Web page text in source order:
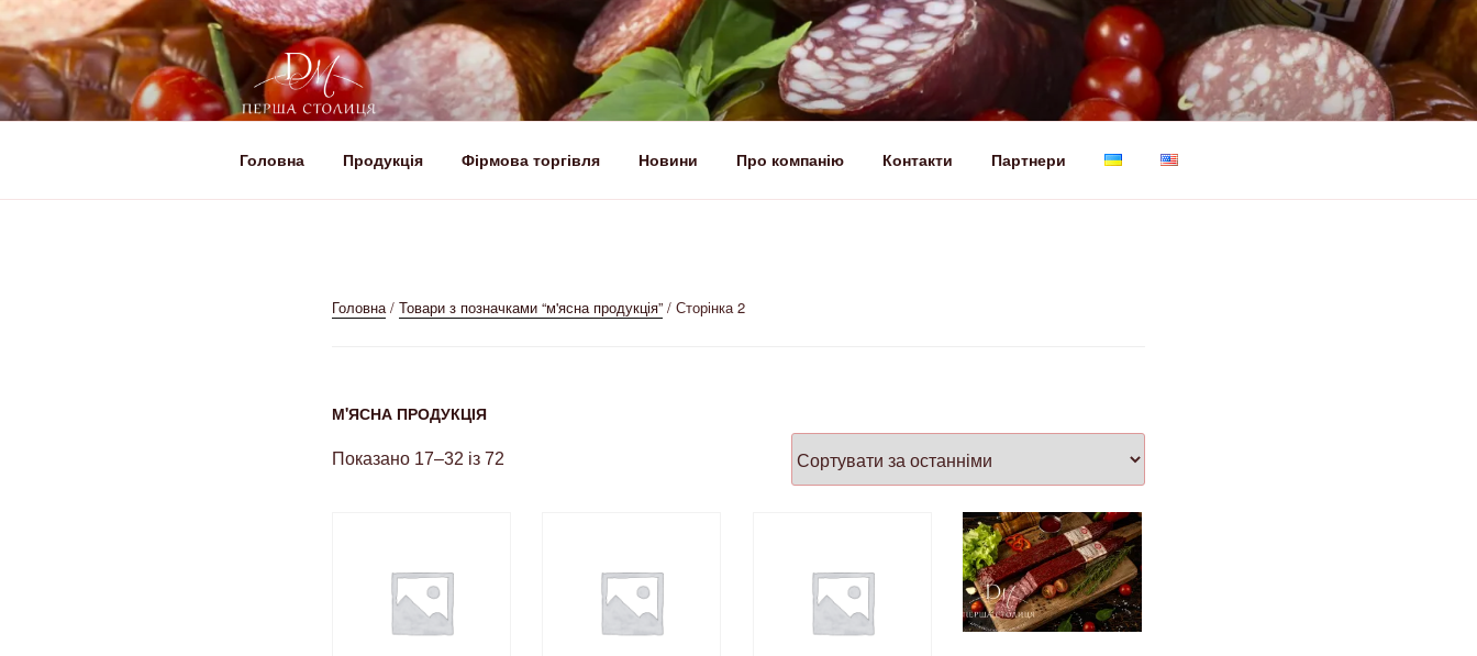
ДЕРГАЧІВСЬКИЙ М’ЯСОКОМБІНАТ – ПЕРША
Створюємо смачні м'ясні продукти
Головна Продукція Фірмова торгівля Новини Про компанію Контакти Партнери
Головна/ Товари з позначками “м'ясна продукція” / Сторінка 2
М'ЯСНА ПРОДУКЦІЯ
Показано 17–32 із 72